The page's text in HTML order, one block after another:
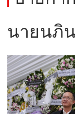
นายนภิ